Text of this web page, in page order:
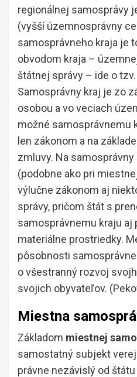
regionálnej samosprávy
(vyšší územnosprávny
samosprávneho kraja je
obvodom kraja –
štátnej správy – ide o
Samosprávny kraj je zo
osobou a vo veciach
možné samosprávnemu
len zákonom a na
zmluvy. Na
(podobne ako pri
výlučne zákonom aj
správy, pričom štát s
samosprávnemu kraju aj
materiálne prostriedky.
pôsobnosti
o všestranný rozvoj
svojich obyvateľov.
Miestna
Základom miestnej
samostatný subjekt
právne nezávislý od